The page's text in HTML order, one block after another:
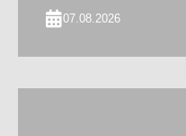
07.08.2026